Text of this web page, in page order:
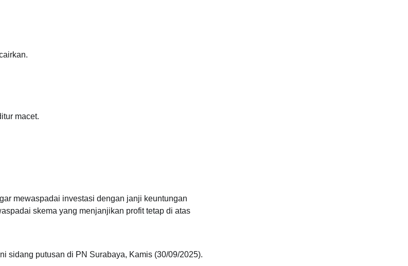
macet.
mewaspadai investasi dengan janji keuntungan
skema yang menjanjikan profit tetap di atas
sidang putusan di PN Surabaya, Kamis (30/09/2025).